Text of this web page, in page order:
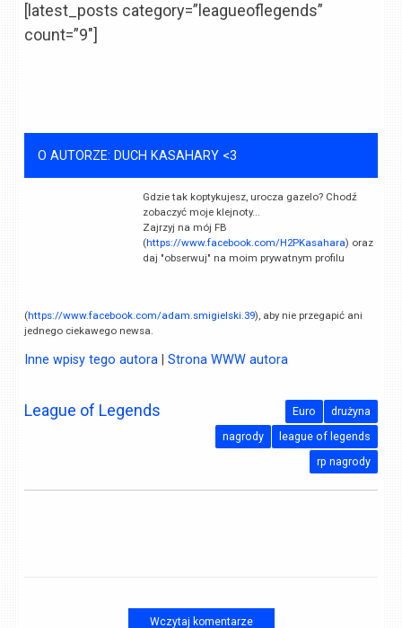
[latest_posts category=”leagueoflegends”
count=”9″]
O AUTORZE: DUCH KASAHARY <3
Gdzie tak koptykujesz, urocza gazelo? Chodź
zobaczyć moje klejnoty...
Zajrzyj na mój FB
(https://www.facebook.com/H2PKasahara) oraz
daj "obserwuj" na moim prywatnym profilu
(https://www.facebook.com/adam.smigielski.39), aby nie przegapić ani
jednego ciekawego newsa.
Inne wpisy tego autora |Strona WWW autora
League of Legends drużyna
Euro
league of legends
nagrody
rp nagrody
Wczytaj komentarze